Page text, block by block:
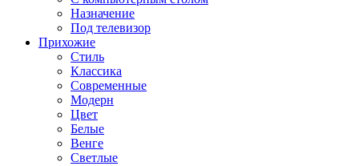
Назначение
Под телевизор
Прихожие
Стиль
Классика
Современные
Модерн
Цвет
Белые
Венге
Светлые